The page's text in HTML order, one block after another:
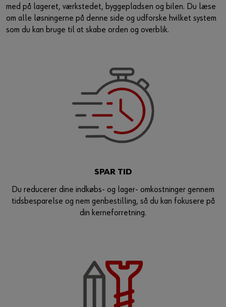
eller
Har du lyst til at være en online kunde?
Kun salg til erhvervskunder
Bliv kunde / Opret online bruger
med på lageret, værkstedet, byggepladsen og bilen. Du læse
om alle løsningerne på denne side og udforske hvilket system
som du kan bruge til at skabe orden og overblik.
SPAR TID
Du reducerer dine indkøbs- og lager- omkostninger gennem
tidsbesparelse og nem genbestilling, så du kan fokusere på
din kerneforretning.